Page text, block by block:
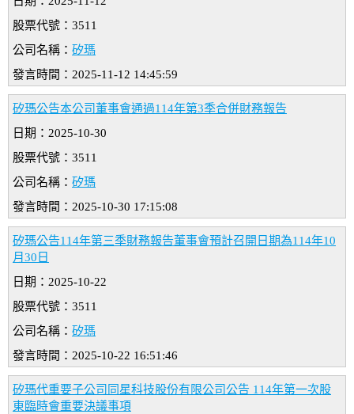
股票代號：3511
公司名稱： 矽瑪
發言時間：2025-11-12 14:45:59
矽瑪公告本公司董事會通過114年第3季合併財務報告
日期：2025-10-30
股票代號：3511
公司名稱： 矽瑪
發言時間：2025-10-30 17:15:08
矽瑪公告114年第三季財務報告董事會預計召開日期為114年10
月30日
日期：2025-10-22
股票代號：3511
公司名稱： 矽瑪
發言時間：2025-10-22 16:51:46
矽瑪代重要子公司同星科技股份有限公司公告 114年第一次股
東臨時會重要決議事項